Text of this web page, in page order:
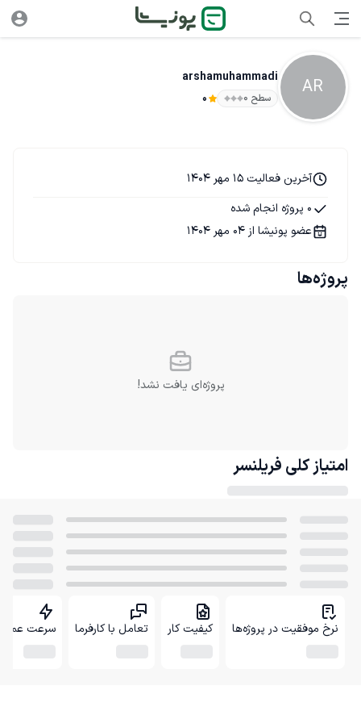
AR
arshamuhammadi
سطح ۰ 0
آخرین فعالیت 15 مهر 1404
0 پروژه انجام شده
عضو پونیشا از 04 مهر 1404
پروژه‌ها
پروژه‌ای یافت نشد!
امتیاز کلی فریلنسر
نرخ موفقیت در پروژه‌ها کیفیت کار تعامل با کارفرما سرعت عمل